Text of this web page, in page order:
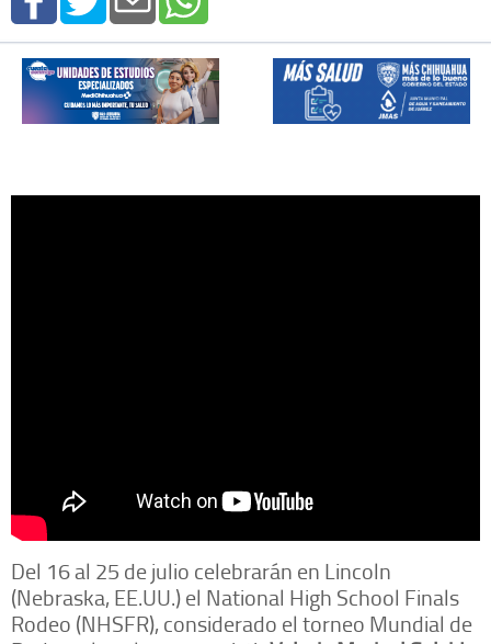
Del 16 al 25 de julio celebrarán en Lincoln
(Nebraska, EE.UU.) el National High School Finals
Rodeo (NHSFR), considerado el torneo Mundial de